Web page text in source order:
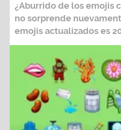
¿Aburrido de los emojis
no sorprende
emojis actualizados es